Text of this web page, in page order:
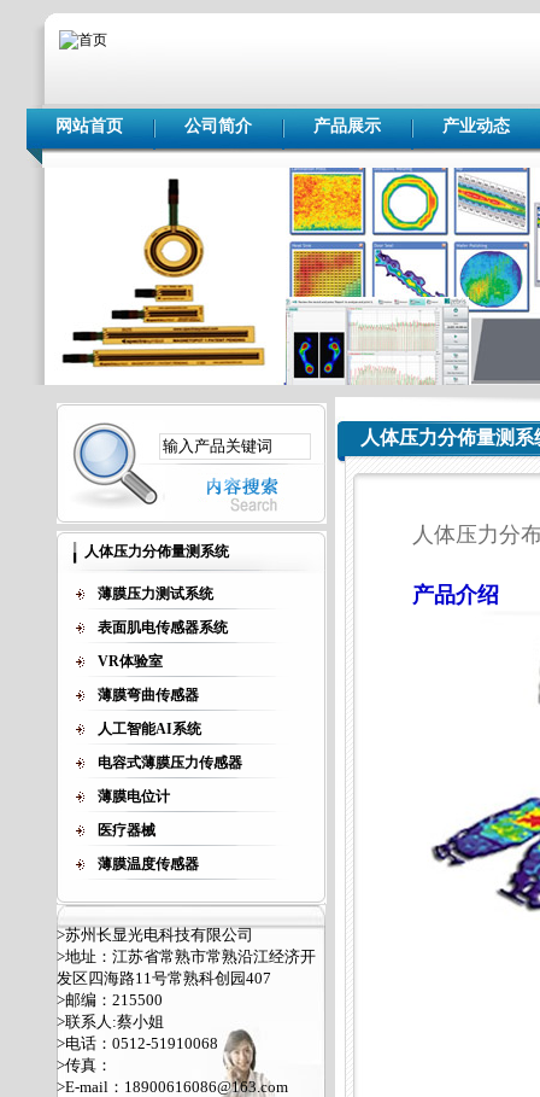
网站首页 公司简介 产品展示 产业动态
人体压力分佈量测系统
薄膜压力测试系统
表面肌电传感器系统
VR体验室
薄膜弯曲传感器
人工智能AI系统
电容式薄膜压力传感器
薄膜电位计
医疗器械
薄膜温度传感器
>苏州长显光电科技有限公司
>地址：江苏省常熟市常熟沿江经济开
发区四海路11号常熟科创园407
>邮编：215500
>联系人:蔡小姐
>电话：0512-51910068
>传真：
>E-mail：18900616086@163.com
人体压力分佈量测系
人体压力分
产品介绍